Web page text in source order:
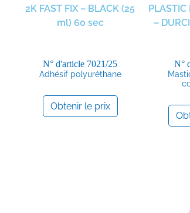
2K FAST FIX – BLACK (25
ml) 60 sec
N° d'article 7021/25
Adhésif polyuréthane
Obtenir le prix
PLASTIC
–
N°